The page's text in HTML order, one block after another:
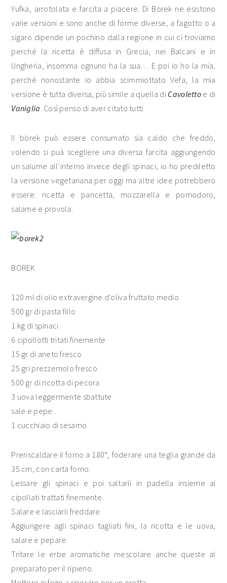
Yufka, arrotolata e farcita a piacere. Di Börek ne esistono
varie versioni e sono anche di forme diverse, a fagotto o a
sigaro dipende un pochino dalla regione in cui ci troviamo
perché la ricetta è diffusa in Grecia, nei Balcani e in
Ungheria, insomma ognuno ha la sua… E poi io ho la mia,
perché nonostante io abbia scimmiottato Vefa, la mia
versione è tutta diversa, più simile a quella di Cavolettoe di
Vaniglia. Così penso di aver citato tutti.
Il börek può essere consumato sia caldo che freddo,
volendo si puà scegliere una diversa farcita aggiungendo
un salume all’interno invece degli spinaci, io ho prediletto
la versione vegetariana per oggi ma altre idee potrebbero
essere: ricetta e pancetta, mozzarella e pomodoro,
salame e provola.
BOREK
120 ml di olio extravergine d’oliva fruttato medio
500 gr di pasta fillo
1 kg di spinaci
6 cipollotti tritati finemente
15 gr di aneto fresco
25 gri prezzemolo fresco
500 gr di ricotta di pecora
3 uova leggermente sbattute
sale e pepe
1 cucchiaio di sesamo
Preriscaldare il forno a 180°, foderare una teglia grande da
35 cm, con carta forno.
Lessare gli spinaci e poi saltarli in padella insieme ai
cipollati trattati finemente.
Salare e lasciarli freddare.
Aggiungere agli spinaci tagliati fini, la ricotta e le uova,
salare e pepare.
Tritare le erbe aromatiche mescolare anche queste al
preparato per il ripieno.